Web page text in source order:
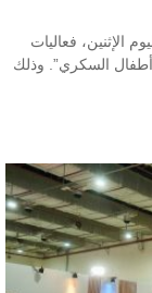
الإثنين، فعاليات
أطفال السكري”. وذلك